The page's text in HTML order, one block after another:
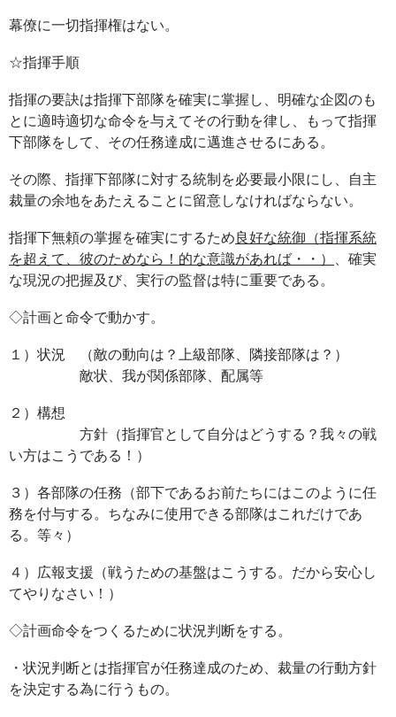
幕僚に一切指揮権はない。
☆指揮手順
指揮の要訣は指揮下部隊を確実に掌握し、明確な企図のも
とに適時適切な命令を与えてその行動を律し、もって指揮
下部隊をして、その任務達成に邁進させるにある。
その際、指揮下部隊に対する統制を必要最小限にし、自主
裁量の余地をあたえることに留意しなければならない。
指揮下無頼の掌握を確実にするため良好な統御（指揮系統
を超えて、彼のためなら！的な意識があれば・・）
、確実
な現況の把握及び、実行の監督は特に重要である。
◇計画と命令で動かす。
１）状況 （敵の動向は？上級部隊、隣接部隊は？）
敵状、我が関係部隊、配属等
２）構想
方針（指揮官として自分はどうする？我々の戦
い方はこうである！）
３）各部隊の任務（部下であるお前たちにはこのように任
務を付与する。ちなみに使用できる部隊はこれだけであ
る。等々）
４）広報支援（戦うための基盤はこうする。だから安心し
てやりなさい！）
◇計画命令をつくるために状況判断をする。
・状況判断とは指揮官が任務達成のため、裁量の行動方針
を決定する為に行うもの。